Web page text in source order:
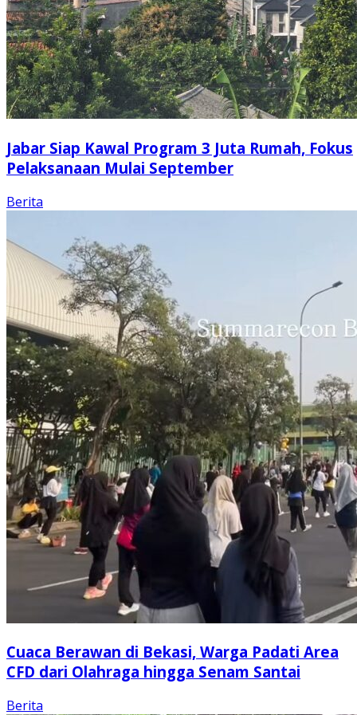
Jabar Siap Kawal Program 3 Juta Rumah, Fokus
Pelaksanaan Mulai September
Berita
Cuaca Berawan di Bekasi, Warga Padati Area
CFD dari Olahraga hingga Senam Santai
Berita